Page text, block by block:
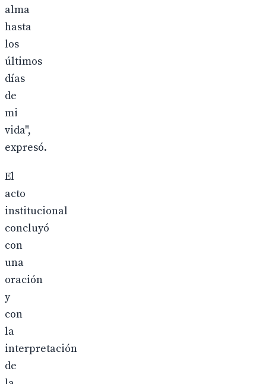
alma
hasta
los
últimos
días
de
mi
vida",
expresó.
El
acto
institucional
concluyó
con
una
oración
y
con
la
interpretación
de